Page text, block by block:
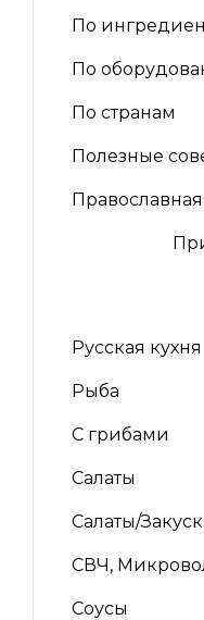
По
По
По странам
Полезные
Православная
Русская кухня
Рыба
С грибами
Салаты
Салаты/
СВЧ,
Соусы